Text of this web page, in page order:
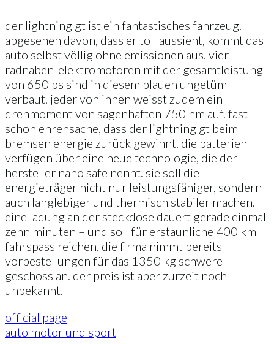
der lightning gt ist ein fantastisches fahrzeug.
abgesehen davon, dass er toll aussieht, kommt das
auto selbst völlig ohne emissionen aus. vier
radnaben-elektromotoren mit der gesamtleistung
von 650 ps sind in diesem blauen ungetüm
verbaut. jeder von ihnen weisst zudem ein
drehmoment von sagenhaften 750 nm auf. fast
schon ehrensache, dass der lightning gt beim
bremsen energie zurück gewinnt. die batterien
verfügen über eine neue technologie, die der
hersteller nano safe nennt. sie soll die
energieträger nicht nur leistungsfähiger, sondern
auch langlebiger und thermisch stabiler machen.
eine ladung an der steckdose dauert gerade einmal
zehn minuten – und soll für erstaunliche 400 km
fahrspass reichen. die firma nimmt bereits
vorbestellungen für das 1350 kg schwere
geschoss an. der preis ist aber zurzeit noch
unbekannt.
official page
auto motor und sport